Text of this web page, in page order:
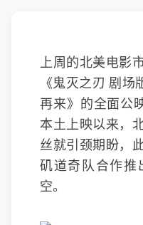
上周的北美电影
《鬼灭之刃 剧
再来》的全面公
本土上映以来，
丝就引颈期盼，
矶道奇队合作推
空。